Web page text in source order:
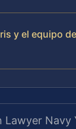
y el equipo